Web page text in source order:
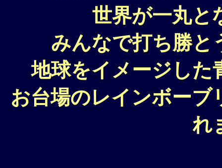
世界が一丸と
みんなで打ち勝と
地球をイメージした
お台場のレインボー
れ